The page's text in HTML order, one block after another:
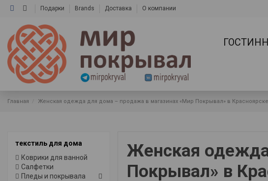
Подарки Brands Доставка О компании
Главная Женская одежда для дома – продажа в магазинах «Мир Покрывал» в Красноярске
Женская
Покрывал» в
текстиль для дома
Коврики для ванной
Салфетки
Пледы и покрывала